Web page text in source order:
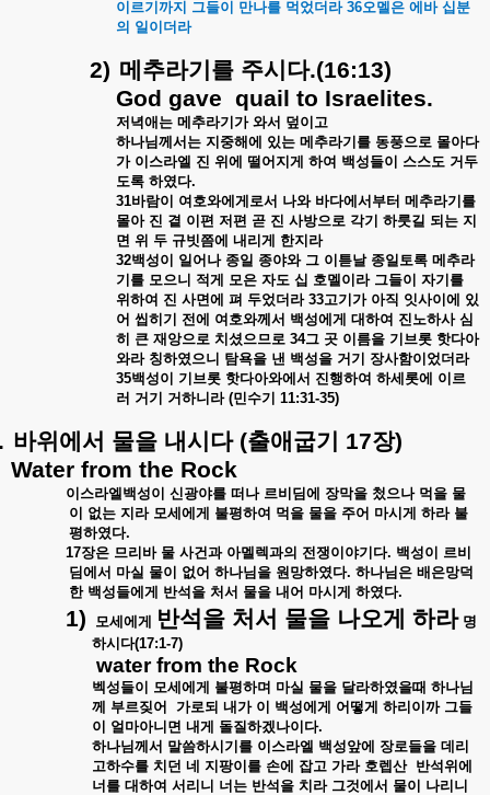
이르기까지 그들이 만나를 먹었더라36오멜은 에바 십분
의 일이더라
2) 메추라기를 주시다.(16:13)
God gave quail to Israelites.
저녁애는 메추라기가 와서 덮이고
하나님께서는 지중해에 있는 메추라기를 동풍으로 몰아다
가 이스라엘 진 위에 떨어지게 하여 백성들이 스스도 거두
도록 하였다.
31바람이 여호와에게로서 나와 바다에서부터 메추라기를
몰아 진 곁 이편 저편 곧 진 사방으로 각기 하룻길 되는 지
면 위 두 규빗쯤에 내리게 한지라
32백성이 일어나 종일 종야와 그 이튿날 종일토록 메추라
기를 모으니 적게 모은 자도 십 호멜이라 그들이 자기를
위하여 진 사면에 펴 두었더라33고기가 아직 잇사이에 있
어 씹히기 전에 여호와께서 백성에게 대하여 진노하사 심
히 큰 재앙으로 치셨으므로 34그 곳 이름을 기브롯 핫다아
와라 칭하였으니 탐욕을 낸 백성을 거기
장사함이었더라
35백성이 기브롯 핫다아와에서 진행하여 하세롯에 이르
러 거기 거하니라 (민수기 11:31-35)
바위에서 물을 내시다 (출애굽기 17장)
Water from the Rock
이스라엘백성이 신광야를 떠나 르비딤에 장막을 첬으나 먹을 물
이
없는 지라 모세에게 불평하여 먹을 물을 주어 마시게 하라 불
평하였다.
17장은 므리바 물 사건과 아멜렉과의 전쟁이야기다. 백성이
르비
딤에서 마실 물이 없어 하나님을 원망하였다.하나님은 배은망덕
한 백성들에게 반석을 처서 물을 내어 마시게 하였다.
1) 모세에게 반석을 처서 물을 나오게 하라 명
하시다(17:1-7)
water from the Rock
벡성들이 모세에게 불평하며 마실 물을 달라하였을때 하나님
께 부르짖어 가로되 내가 이 백성에게 어떻게 하리이까 그들
이
얼마아니면 내게 돌질하겠나이다.
하나님께서 말씀하시기를 이스라엘 백성앞에 장로들을 데리
고하수를 치던 네 지팡이를 손에 잡고 가라 호렙산 반석위에
너를 대하여 서리니 너는 반석을 치라 그것에서 물이
나리니